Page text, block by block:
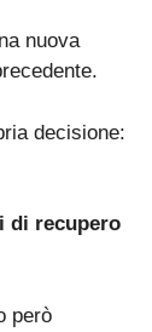
nuova
decisione:
di recupero
però
PUNTEGGIO
aree, nuovi
Segretario